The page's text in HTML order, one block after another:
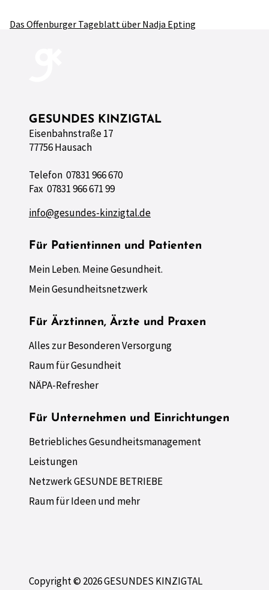
Das Offenburger Tageblatt über Nadja Epting
GESUNDES KINZIGTAL
Eisenbahnstraße 17
77756 Hausach
Telefon 07831 966 670
Fax 07831 966 671 99
info@gesundes-kinzigtal.de
Für Patientinnen und Patienten
Mein Leben. Meine Gesundheit.
Mein Gesundheitsnetzwerk
Für Ärztinnen, Ärzte und Praxen
Alles zur Besonderen Versorgung
Raum für Gesundheit
NÄPA-Refresher
Für Unternehmen und Einrichtungen
Betriebliches Gesundheitsmanagement
Leistungen
Netzwerk GESUNDE BETRIEBE
Raum für Ideen und mehr
Copyright © 2026 GESUNDES KINZIGTAL